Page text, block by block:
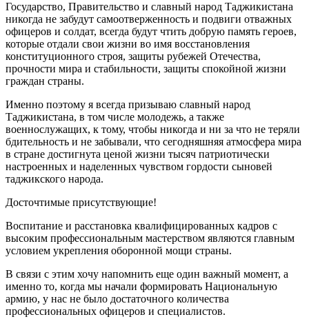
Государство, Правительство и славный народ Таджикистана
никогда не забудут самоотверженность и подвиги отважных
офицеров и солдат, всегда будут чтить добрую память героев,
которые отдали свои жизни во имя восстановления
конституционного строя, защиты рубежей Отечества,
прочности мира и стабильности, защиты спокойной жизни
граждан страны.
Именно поэтому я всегда призываю славный народ
Таджикистана, в том числе молодежь, а также
военнослужащих, к тому, чтобы никогда и ни за что не теряли
бдительность и не забывали, что сегодняшняя атмосфера мира
в стране достигнута ценой жизни тысяч патриотически
настроенных и наделенных чувством гордости сыновей
таджикского народа.
Досточтимые присутствующие!
Воспитание и расстановка квалифицированных кадров с
высоким профессиональным мастерством являются главным
условием укрепления оборонной мощи страны.
В связи с этим хочу напомнить еще один важный момент, а
именно то, когда мы начали формировать Национальную
армию, у нас не было достаточного количества
профессиональных офицеров и специалистов.